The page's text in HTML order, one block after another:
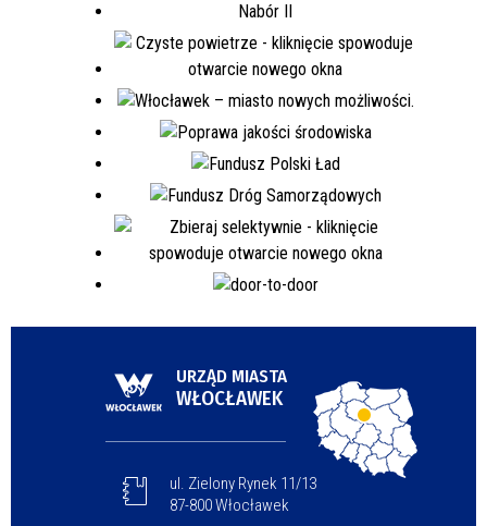
URZĄD MIASTA
WŁOCŁAWEK
ul. Zielony Rynek 11/13
87-800 Włocławek